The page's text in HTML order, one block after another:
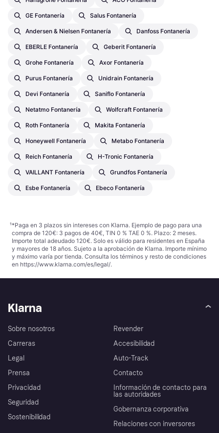
GE Fontanería Salus Fontanería
Andersen & Nielsen Fontanería Danfoss Fontanería
EBERLE Fontanería Geberit Fontanería
Grohe Fontanería Axor Fontanería
Purus Fontanería Unidrain Fontanería
Devi Fontanería Saniflo Fontanería
Netatmo Fontanería Wolfcraft Fontanería
Roth Fontanería Makita Fontanería
Honeywell Fontanería Metabo Fontanería
Reich Fontanería H-Tronic Fontanería
VAILLANT Fontanería Grundfos Fontanería
Esbe Fontanería Ebeco Fontanería
¹*Paga en 3 plazos sin intereses con Klarna. Ejemplo de pago para una
compra de 120€: 3 pagos de 40€, TIN 0 % TAE 0 %. Plazo: 2 meses.
Importe total adeudado 120€. Solo es válido para residentes en España
y mayores de 18 años. Sujeto a la aprobación de Klarna. Importe mínimo
y máximo varía por tienda. Consulta los términos y resto de condiciones
en https://www.klarna.com/es/legal/.
Klarna
Sobre nosotros
Carreras
Legal
Prensa
Privacidad
Seguridad
Sostenibilidad
Revender
Accesibilidad
Auto-Track
Contacto
Información de contacto para
las autoridades
Gobernanza corporativa
Relaciones con inversores